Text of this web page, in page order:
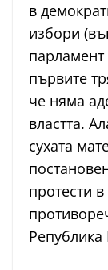
в
избори
първите
че няма
властта.
сухата
протести
Република